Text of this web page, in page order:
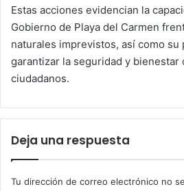
Estas acciones evidencian la
Gobierno de Playa del Carmen
naturales imprevistos, así como
garantizar la seguridad y bienestar
ciudadanos.
Deja una respuesta
Tu dirección de correo electrónico no